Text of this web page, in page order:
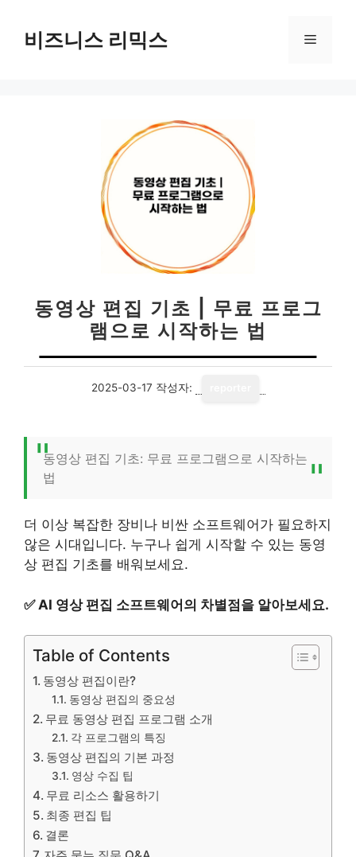
비즈니스 리믹스 메
동영상 편집 기초 | 무료 프로그
램으로 시작하는 법
2025-03-17 작성자:
동영상 편집 기초: 무료 프로그램으로 시작하는
법
더 이상 복잡한 장비나 비싼 소프트웨어가 필요하지
않은 시대입니다. 누구나 쉽게 시작할 수 있는 동영
상 편집 기초를 배워보세요.
✅ AI 영상 편집 소프트웨어의 차별점을 알아보세요.
Table of Contents
동영상 편집이란?
동영상 편집의 중요성
무료 동영상 편집 프로그램 소개
각 프로그램의 특징
동영상 편집의 기본 과정
영상 수집 팁
무료 리소스 활용하기
최종 편집 팁
결론